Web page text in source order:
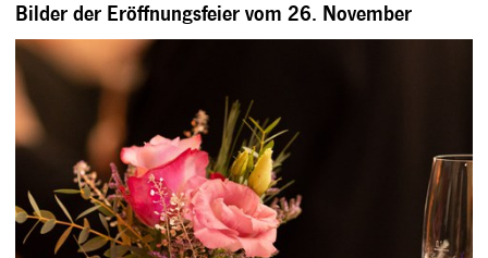
Bilder der Eröffnungsfeier vom 26. November